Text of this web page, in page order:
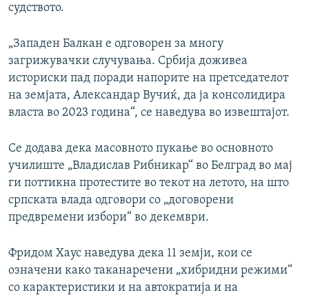
судството.
„Западен Балкан е одговорен за многу
загрижувачки случувања. Србија доживеа
историски пад поради напорите на претседателот
на земјата, Александар Вучиќ, да ја консолидира
власта во 2023 година“, се наведува во извештајот.
Се додава дека масовното пукање во основното
училиште „Владислав Рибникар“ во Белград во мај
ги поттикна протестите во текот на летото, на што
српската влада одговори со „договорени
предвремени избори“ во декември.
Фридом Хаус наведува дека 11 земји, кои се
означени како таканаречени „хибридни режими“
со карактеристики и на автократија и на